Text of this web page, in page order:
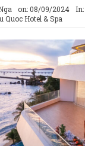
on:08/09/2024 In:
Quoc Hotel & Spa